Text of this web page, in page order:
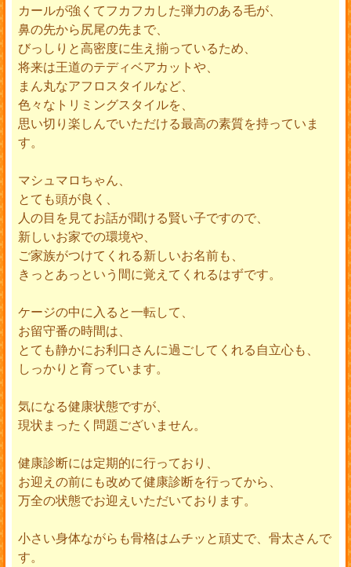
カールが強くてフカフカした弾力のある毛が、
鼻の先から尻尾の先まで、
びっしりと高密度に生え揃っているため、
将来は王道のテディベアカットや、
まん丸なアフロスタイルなど、
色々なトリミングスタイルを、
思い切り楽しんでいただける最高の素質を持っていま
す。
マシュマロちゃん、
とても頭が良く、
人の目を見てお話が聞ける賢い子ですので、
新しいお家での環境や、
ご家族がつけてくれる新しいお名前も、
きっとあっという間に覚えてくれるはずです。
ケージの中に入ると一転して、
お留守番の時間は、
とても静かにお利口さんに過ごしてくれる自立心も、
しっかりと育っています。
気になる健康状態ですが、
現状まったく問題ございません。
健康診断には定期的に行っており、
お迎えの前にも改めて健康診断を行ってから、
万全の状態でお迎えいただいております。
小さい身体ながらも骨格はムチッと頑丈で、骨太さんで
す。